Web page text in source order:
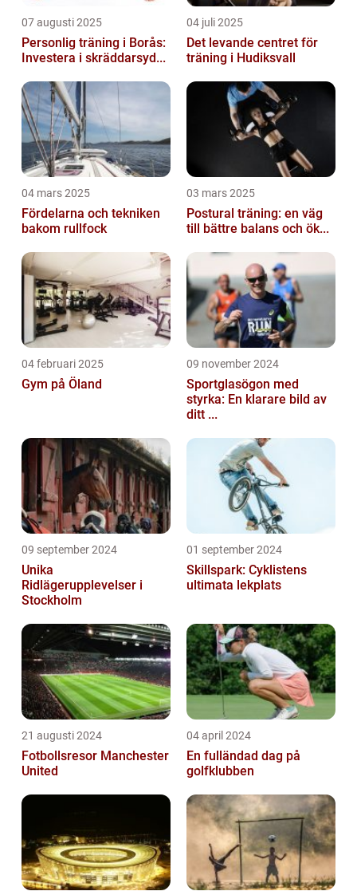
07 augusti 2025
Personlig träning i Borås:
Investera i skräddarsyd...
04 juli 2025
Det levande centret för
träning i Hudiksvall
04 mars 2025
Fördelarna och tekniken
bakom rullfock
03 mars 2025
Postural träning: en väg
till bättre balans och ök...
04 februari 2025
Gym på Öland
09 november 2024
Sportglasögon med
styrka: En klarare bild av
ditt ...
09 september 2024
Unika
Ridlägerupplevelser i
Stockholm
01 september 2024
Skillspark: Cyklistens
ultimata lekplats
21 augusti 2024
Fotbollsresor Manchester
United
04 april 2024
En fulländad dag på
golfklubben